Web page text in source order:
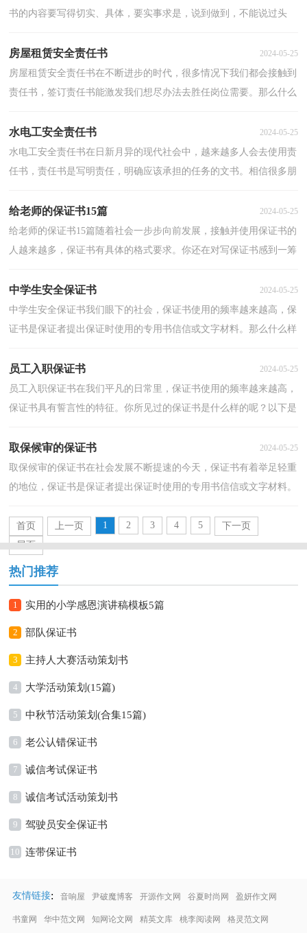
书的内容要写得切实、具体，要实事求是，说到做到，不能说过头
房屋租赁安全责任书 2024-05-25
房屋租赁安全责任书在不断进步的时代，很多情况下我们都会接触到
责任书，签订责任书能激发我们想尽办法去胜任岗位需要。那么什么
水电工安全责任书 2024-05-25
水电工安全责任书在日新月异的现代社会中，越来越多人会去使用责
任书，责任书是写明责任，明确应该承担的任务的文书。相信很多朋
给老师的保证书15篇 2024-05-25
给老师的保证书15篇随着社会一步步向前发展，接触并使用保证书的
人越来越多，保证书有具体的格式要求。你还在对写保证书感到一筹
中学生安全保证书 2024-05-25
中学生安全保证书我们眼下的社会，保证书使用的频率越来越高，保
证书是保证者提出保证时使用的专用书信信或文字材料。那么什么样
员工入职保证书 2024-05-25
员工入职保证书在我们平凡的日常里，保证书使用的频率越来越高，
保证书具有誓言性的特征。你所见过的保证书是什么样的呢？以下是
取保候审的保证书 2024-05-25
取保候审的保证书在社会发展不断提速的今天，保证书有着举足轻重
的地位，保证书是保证者提出保证时使用的专用书信信或文字材料。
首页
上一页 1 2 3 4 5
下一页
尾页
热门推荐
1 实用的小学感恩演讲稿模板5篇
2 部队保证书
3 主持人大赛活动策划书
4 大学活动策划(15篇)
5 中秋节活动策划(合集15篇)
6 老公认错保证书
7 诚信考试保证书
8 诚信考试活动策划书
9 驾驶员安全保证书
10 连带保证书
友情链接: 音响屋 尹破魔博客 开源作文网 谷夏时尚网 盈妍作文网
书童网 华中范文网 知网论文网 精英文库 桃李阅读网 格灵范文网